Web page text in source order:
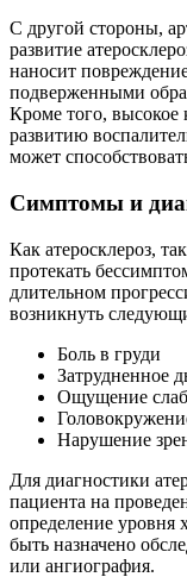
С другой стороны,
развитие
наносит
подверженными
Кроме того, высокое
развитию
может
Симптомы и
Как атеросклероз,
протекать
длительном
возникнуть
Боль в груди
Затрудненное
Ощущение
Нарушение
Для диагностики
пациента на
определение уровня
быть назначено
или ангиография.